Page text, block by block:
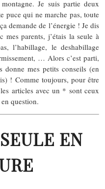
Je suis partie deux
puce qui ne marche pas, toute
demande de l’énergie ! Je dis
mes parents, j’étais la seule à
l’habillage, le deshabillage
… Alors c’est parti,
mes petits conseils (en
! Comme toujours, pour être
articles avec un * sont ceux
question.
EN